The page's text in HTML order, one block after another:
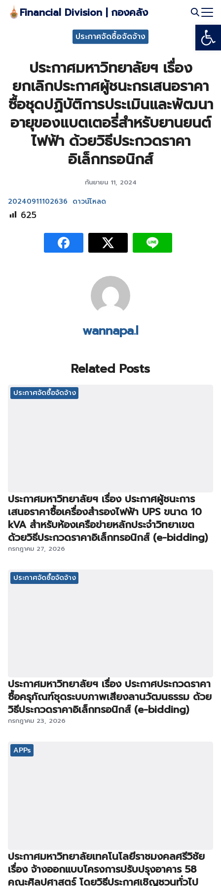
Skip Financial Division | กองคลัง
ประกาศจัดซื้อจัดจ้าง
ประกาศมหาวิทยาลัยฯ เรื่อง
ยกเลิกประกาศผู้ชนะกรเสนอราคา
ซื้อชุดปฏิบัติการประเมินและพัฒนา
อายุของแบตเตอรี่สำหรับยานยนต์
ไฟฟ้า ด้วยวิธีประกวดราคา
อิเล็กทรอนิกส์
กันยายน 11, 2024
20240911102636 ดาวน์โหลด
625
wannapa.l
Related Posts
ประกาศจัดซื้อจัดจ้าง
ประกาศมหาวิทยาลัยฯ เรื่อง ประกาศผู้ชนะการ
เสนอราคาซื้อเครื่องสำรองไฟฟ้า UPS ขนาด 10
kVA สำหรับห้องเครือข่ายหลักประจำวิทยาเขต
ด้วยวิธีประกวดราคาอิเล็กทรอนิกส์ (e-bidding)
กรกฎาคม 27, 2026
ประกาศจัดซื้อจัดจ้าง
ประกาศมหาวิทยาลัยฯ เรื่อง ประกาศประกวดราคา
ซื้อครุภัณฑ์ชุดระบบภาพเสียงลานวัฒนธรรม ด้วย
วิธีประกวดราคาอิเล็กทรอนิกส์ (e-bidding)
กรกฎาคม 23, 2026
APPs
ประกาศมหาวิทยาลัยเทคโนโลยีราชมงคลศรีวิชัย
เรื่อง จ้างออกแบบโครงการปรับปรุงอาคาร 58
คณะศิลปศาสตร์ โดยวิธีประกาศเชิญชวนทั่วไป